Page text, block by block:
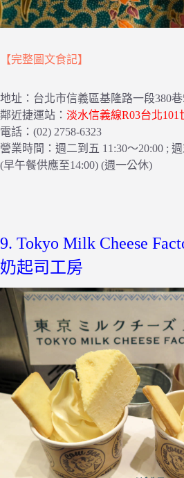
【完整圖文食記】
地址：台北市信義區基隆路一段380
鄰近捷運站： 淡水信義線R03台北101
電話：(02) 2758-6323
營業時間：週二到五 11:30～20:00 ;
(早午餐供應至14:00) (週一公休)
9. Tokyo Milk Cheese
奶起司工房